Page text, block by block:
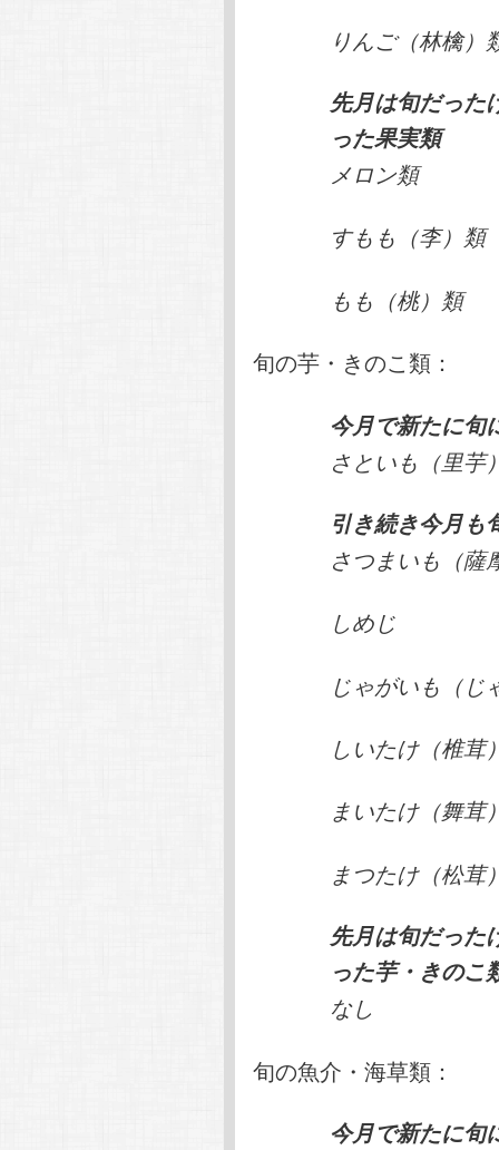
りんご（林檎）
先月は旬だった
った果実類
メロン類
すもも（李）類
もも（桃）類
旬の芋・きのこ類：
今月で新たに旬
さといも（里芋
引き続き今月も
さつまいも（薩
しめじ
じゃがいも（じ
しいたけ（椎茸
まいたけ（舞茸
まつたけ（松茸
先月は旬だった
った芋・きのこ
なし
旬の魚介・海草類：
今月で新たに旬